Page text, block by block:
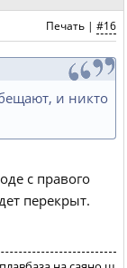
Печать | #16
и никто
с правого
перекрыт.